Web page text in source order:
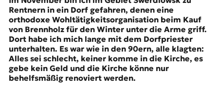
Rentnern in ein Dorf gefahren, denen eine
orthodoxe Wohltätigkeitsorganisation beim Kauf
von Brennholz für den Winter unter die Arme griff.
Dort habe ich mich lange mit dem Dorfpriester
unterhalten. Es war wie in den 90ern, alle klagten:
Alles sei schlecht, keiner komme in die Kirche, es
gebe kein Geld und die Kirche könne nur
behelfsmäßig renoviert werden.